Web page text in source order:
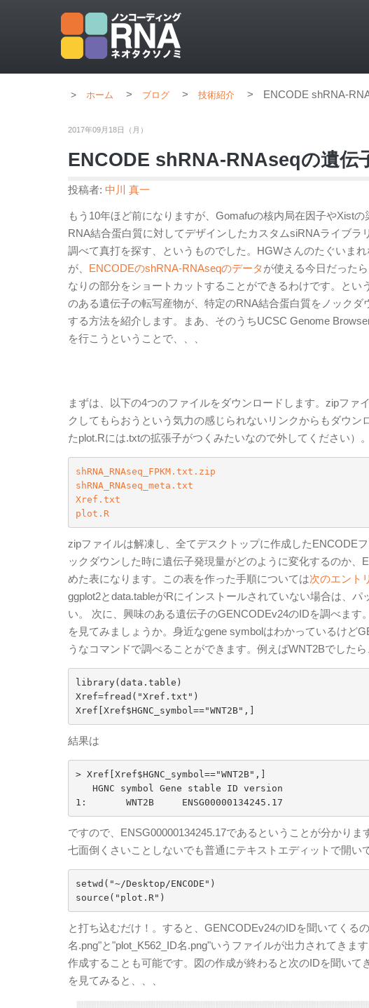
ホーム > ブログ > 技術紹介 > ENCODE shRNA-
2017年09月18日（月）
ENCODE shRNA-RNAseqの遺
投稿者: 中川 真一
もう10年ほど前になりますが、Gomafuの核内局在因子やXist
RNA結合蛋白質に対してデザインしたカスタムsiRNAライブ
調べて真打を探す、というものでした。HGWさんのたぐいま
が、 ENCODEのshRNA-RNAseqのデータが使える今日だった
なりの部分をショートカットすることができるわけです。と
のある遺伝子の転写産物が、特定のRNA結合蛋白質をノック
する方法を紹介します。まあ、そのうちUCSC Genome
を行こうということで、、、
まずは、以下の4つのファイルをダウンロードします。zipフ
クしてもらおうという気力の感じられないリンクからもダウ
たplot.Rには.txtの拡張子がつくみたいなので外してください）。
shRNA_RNAseq_FPKM.txt.zip
shRNA_RNAseq_meta.txt
Xref.txt
plot.R
zipファイルは解凍し、全てデスクトップに作成したENCODE
ックダウンした時に遺伝子発現量がどのように変化するのか
めた表になります。この表を作った手順については次のエント
ggplot2とdata.tableがRにインストールされていない場合は、
い。 次に、興味のある遺伝子のGENCODEv24のIDを調べま
を見てみましょうか。身近なgene symbolはわかっているけど
うなコマンドで調べることができます。例えばWNT2Bでしたら
library(data.table)
Xref=fread("Xref.txt")
結果は
> Xref[Xref$HGNC_symbol=="WNT2B",]
ですので、ENSG00000134245.17であるということが分かり
七面倒くさいことしないでも普通にテキストエディットで開
setwd("~/Desktop/ENCODE")
と打ち込むだけ！。すると、GENCODEv24のIDを聞いてくる
名.png"と"plot_K562_ID名.png"いうファイルが出力されてきま
作成することも可能です。図の作成が終わると次のIDを聞い
を見てみると、、、